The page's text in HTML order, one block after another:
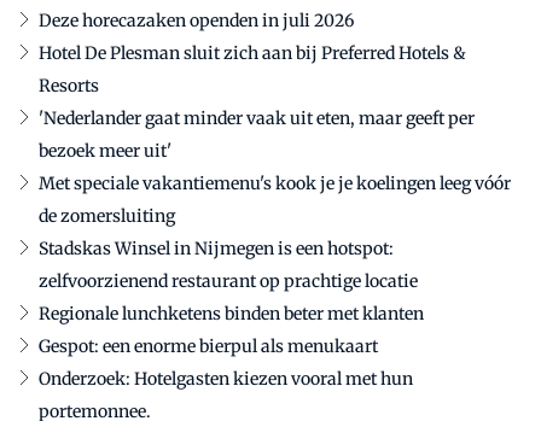
Deze horecazaken openden in juli 2026
Hotel De Plesman sluit zich aan bij Preferred Hotels &
Resorts
'Nederlander gaat minder vaak uit eten, maar geeft per
bezoek meer uit'
Met speciale vakantiemenu's kook je je koelingen leeg vóór
de zomersluiting
Stadskas Winsel in Nijmegen is een hotspot:
zelfvoorzienend restaurant op prachtige locatie
Regionale lunchketens binden beter met klanten
Gespot: een enorme bierpul als menukaart
Onderzoek: Hotelgasten kiezen vooral met hun
portemonnee.